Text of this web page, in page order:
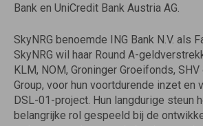
Bank en UniCredit Bank Austria AG.
SkyNRG benoemde ING Bank N.V. als
SkyNRG wil haar Round A-
KLM, NOM, Groninger Groeifonds,
Group, voor hun voortdurende inzet en
DSL-01-project. Hun langdurige steun
belangrijke rol gespeeld bij de